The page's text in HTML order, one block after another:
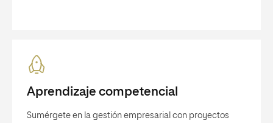
Aprendizaje competencial
Sumérgete en la gestión empresarial con proyectos